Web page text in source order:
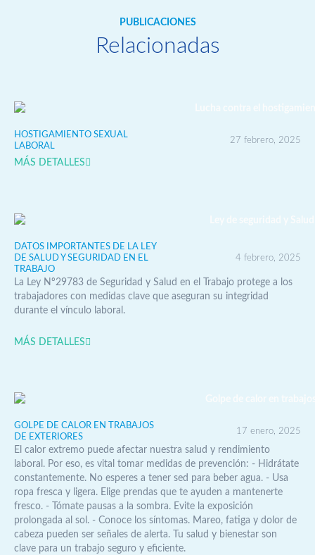
PUBLICACIONES
Relacionadas
HOSTIGAMIENTO SEXUAL
LABORAL
27 febrero, 2025
MÁS DETALLES
DATOS IMPORTANTES DE LA LEY
DE SALUD Y SEGURIDAD EN EL
TRABAJO
4 febrero, 2025
La Ley Nº29783 de Seguridad y Salud en el Trabajo protege a los
trabajadores con medidas clave que aseguran su integridad
durante el vínculo laboral.
MÁS DETALLES
GOLPE DE CALOR EN TRABAJOS
DE EXTERIORES
17 enero, 2025
El calor extremo puede afectar nuestra salud y rendimiento
laboral. Por eso, es vital tomar medidas de prevención: - Hidrátate
constantemente. No esperes a tener sed para beber agua. - Usa
ropa fresca y ligera. Elige prendas que te ayuden a mantenerte
fresco. - Tómate pausas a la sombra. Evite la exposición
prolongada al sol. - Conoce los síntomas. Mareo, fatiga y dolor de
cabeza pueden ser señales de alerta. Tu salud y bienestar son
clave para un trabajo seguro y eficiente.